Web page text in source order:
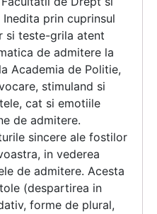
prin cuprinsul
si teste-grila atent
de admitere la
Academia de Politie,
stimuland si
cat si emotiile
de admitere.
sincere ale fostilor
in vederea
de admitere. Acesta
(despartirea in
forme de plural,